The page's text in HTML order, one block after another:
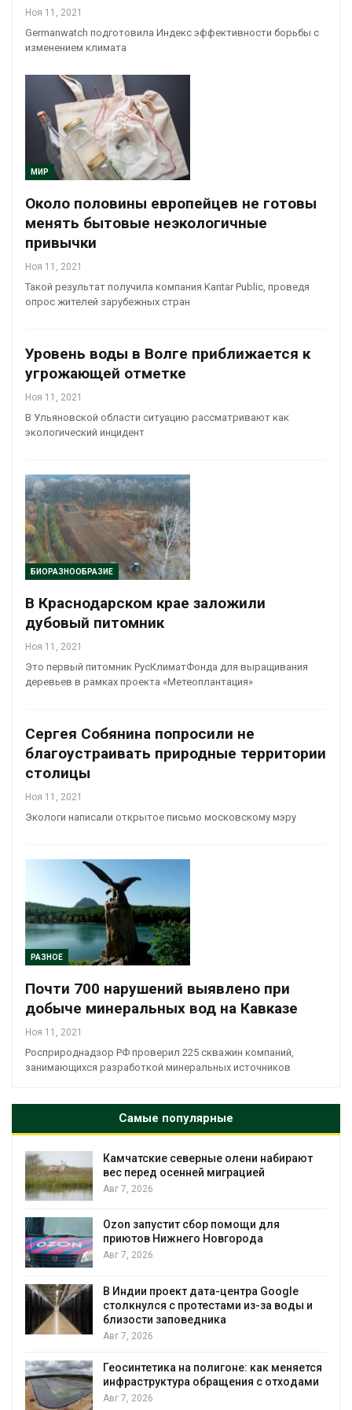
Ноя 11, 2021
Germanwatch подготовила Индекс эффективности борьбы с
изменением климата
МИР
Около половины европейцев не готовы
менять бытовые неэкологичные
привычки
Ноя 11, 2021
Такой результат получила компания Kantar Public, проведя
опрос жителей зарубежных стран
Уровень воды в Волге приближается к
угрожающей отметке
Ноя 11, 2021
В Ульяновской области ситуацию рассматривают как
экологический инцидент
БИОРАЗНООБРАЗИЕ
В Краснодарском крае заложили
дубовый питомник
Ноя 11, 2021
Это первый питомник РусКлиматФонда для выращивания
деревьев в рамках проекта «Метеоплантация»
Сергея Собянина попросили не
благоустраивать природные территории
столицы
Ноя 11, 2021
Экологи написали открытое письмо московскому мэру
РАЗНОЕ
Почти 700 нарушений выявлено при
добыче минеральных вод на Кавказе
Ноя 11, 2021
Росприроднадзор РФ проверил 225 скважин компаний,
занимающихся разработкой минеральных источников
Самые популярные
для
Google
за воды и
меняется
с отходами
Тайфун, засуха и пожары: сразу
несколько регионов
Авг 7, 2026
Солнечные панели над каналами
воду
Авг 7, 2026
Авг 7, 2026